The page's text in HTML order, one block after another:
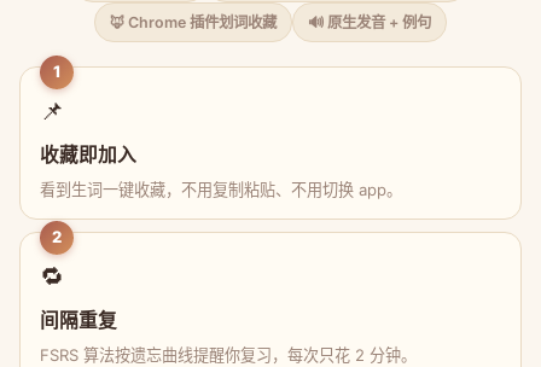
🦊 Chrome 插件划词收藏 🔊 原生发音 + 例句
1
📌
收藏即加入
看到生词一键收藏，不用复制粘贴、不用切换 app。
2
🔁
间隔重复
FSRS 算法按遗忘曲线提醒你复习，每次只花 2 分钟。